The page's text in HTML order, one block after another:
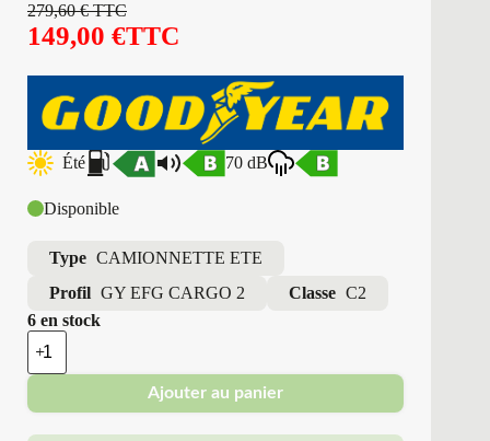
279,60€TTC
149,00 €TTC
Été 70 dB
Disponible
Type CAMIONNETTE ETE
Profil GY EFG CARGO 2 Classe C2
6 en stock
quantité
de
Good
-
Pneus
Ajouter au panier